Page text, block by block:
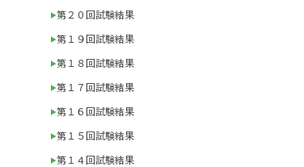
第２０回試験結果
第１９回試験結果
第１８回試験結果
第１７回試験結果
第１６回試験結果
第１５回試験結果
第１４回試験結果